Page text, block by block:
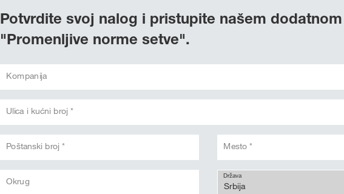
Potvrdite svoj nalog i pristupite našem
"Promenljive norme setve".
Kompanija
Ulica i kućni broj *
Poštanski broj * Mesto *
Okrug
Država